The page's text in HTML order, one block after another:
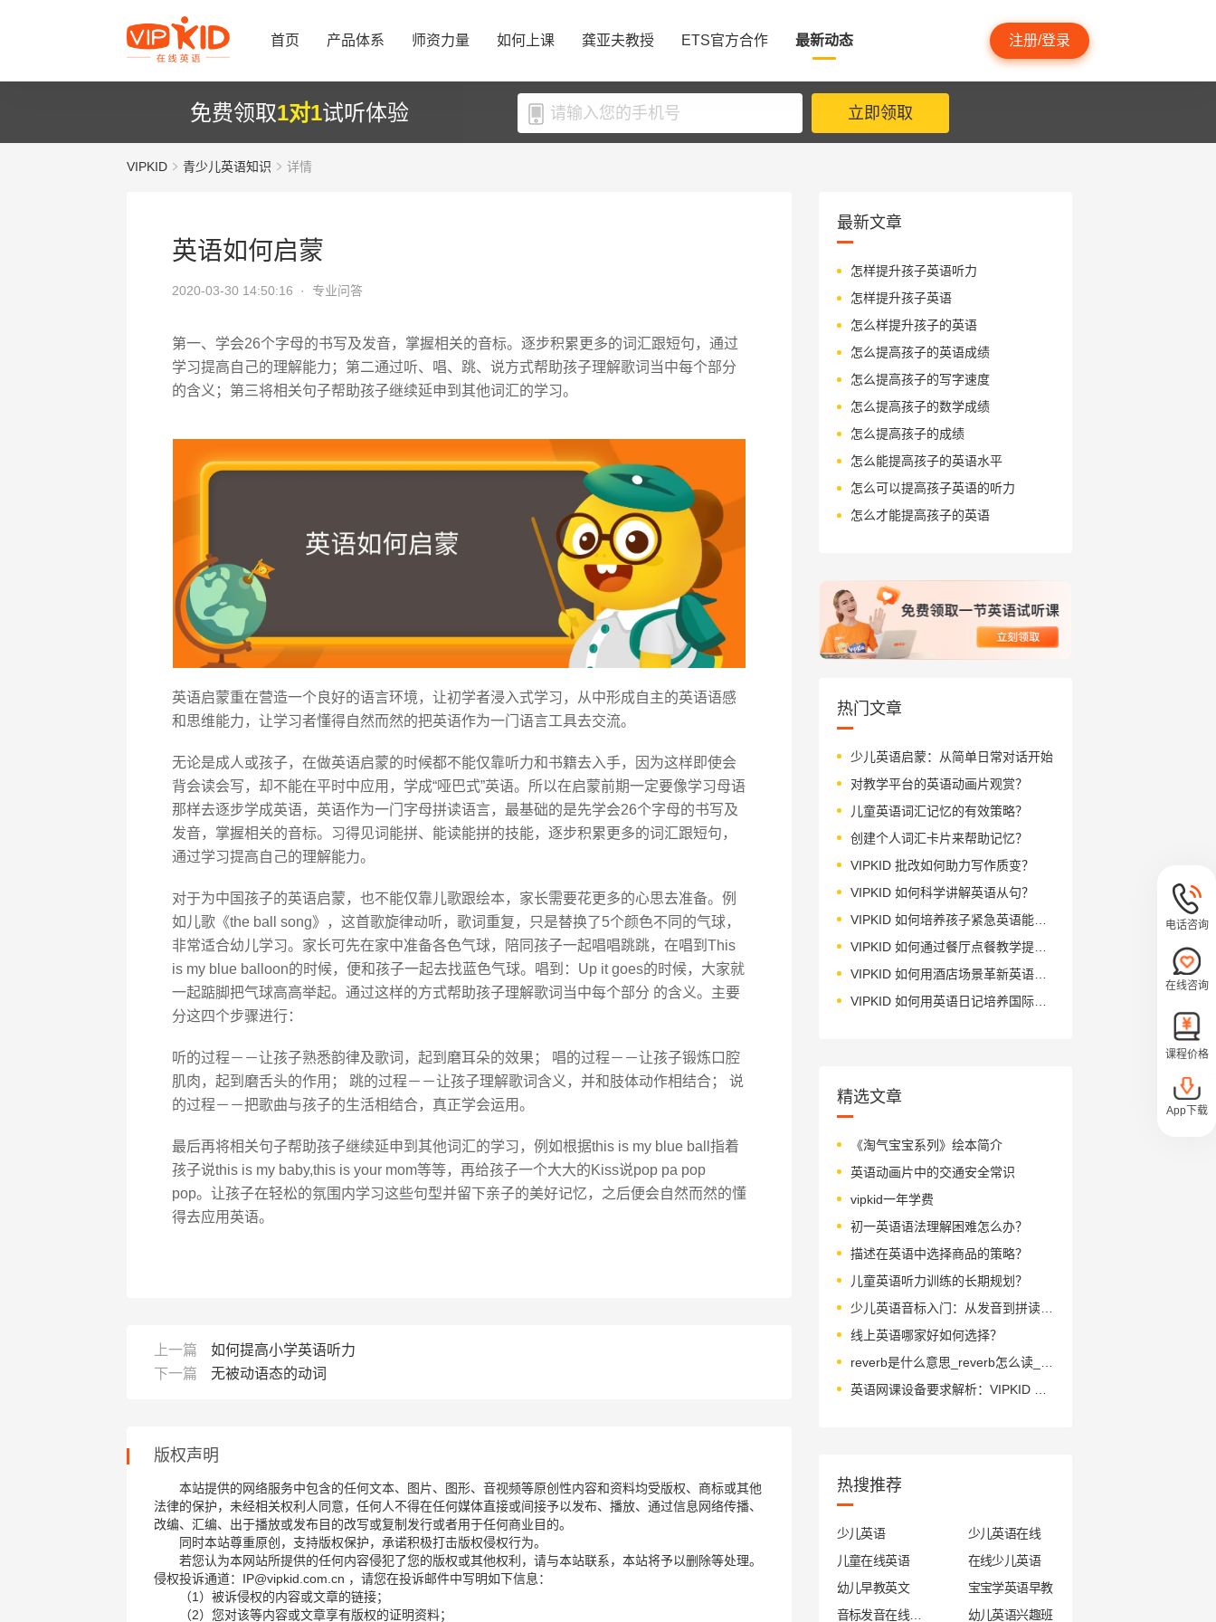
首页 产品体系 师资力量 如何上课 龚亚夫教授 ETS官方合作 最新动态 注册/登录
免费领取1对1试听体验 立即领取
VIPKID 青少儿英语知识 详情
英语如何启蒙
2020-03-30 14:50:16 · 专业问答
第一、学会26个字母的书写及发音，掌握相关的音标。逐步积累更多的词汇跟短句，通过
学习提高自己的理解能力；第二通过听、唱、跳、说方式帮助孩子理解歌词当中每个部分
的含义；第三将相关句子帮助孩子继续延申到其他词汇的学习。
英语启蒙重在营造一个良好的语言环境，让初学者浸入式学习，从中形成自主的英语语感
和思维能力，让学习者懂得自然而然的把英语作为一门语言工具去交流。
无论是成人或孩子，在做英语启蒙的时候都不能仅靠听力和书籍去入手，因为这样即使会
背会读会写，却不能在平时中应用，学成“哑巴式”英语。所以在启蒙前期一定要像学习母语
那样去逐步学成英语，英语作为一门字母拼读语言，最基础的是先学会26个字母的书写及
发音，掌握相关的音标。习得见词能拼、能读能拼的技能，逐步积累更多的词汇跟短句，
通过学习提高自己的理解能力。
对于为中国孩子的英语启蒙，也不能仅靠儿歌跟绘本，家长需要花更多的心思去准备。例
如儿歌《the ball song》，这首歌旋律动听，歌词重复，只是替换了5个颜色不同的气球，
非常适合幼儿学习。家长可先在家中准备各色气球，陪同孩子一起唱唱跳跳，在唱到This
is my blue balloon的时候，便和孩子一起去找蓝色气球。唱到：Up it goes的时候，大家就
一起踮脚把气球高高举起。通过这样的方式帮助孩子理解歌词当中每个部分 的含义。主要
分这四个步骤进行：
听的过程－－让孩子熟悉韵律及歌词，起到磨耳朵的效果； 唱的过程－－让孩子锻炼口腔
肌肉，起到磨舌头的作用； 跳的过程－－让孩子理解歌词含义，并和肢体动作相结合； 说
的过程－－把歌曲与孩子的生活相结合，真正学会运用。
最后再将相关句子帮助孩子继续延申到其他词汇的学习，例如根据this is my blue ball指着
孩子说this is my baby,this is your mom等等，再给孩子一个大大的Kiss说pop pa pop
pop。让孩子在轻松的氛围内学习这些句型并留下亲子的美好记忆，之后便会自然而然的懂
得去应用英语。
上一篇
如何提高小学英语听力
下一篇
无被动语态的动词
版权声明
本站提供的网络服务中包含的任何文本、图片、图形、音视频等原创性内容和资料均受版权、商标或其他
法律的保护，未经相关权利人同意，任何人不得在任何媒体直接或间接予以发布、播放、通过信息网络传播、
改编、汇编、出于播放或发布目的改写或复制发行或者用于任何商业目的。
同时本站尊重原创，支持版权保护，承诺积极打击版权侵权行为。
若您认为本网站所提供的任何内容侵犯了您的版权或其他权利，请与本站联系，本站将予以删除等处理。
侵权投诉通道：IP@vipkid.com.cn ，请您在投诉邮件中写明如下信息：
（1）被诉侵权的内容或文章的链接；
（2）您对该等内容或文章享有版权的证明资料；
最新文章
怎样提升孩子英语听力
怎样提升孩子英语
怎么样提升孩子的英语
怎么提高孩子的英语成绩
怎么提高孩子的写字速度
怎么提高孩子的数学成绩
怎么提高孩子的成绩
怎么能提高孩子的英语水平
怎么可以提高孩子英语的听力
怎么才能提高孩子的英语
热门文章
少儿英语启蒙：从简单日常对话开始
对教学平台的英语动画片观赏？
儿童英语词汇记忆的有效策略？
创建个人词汇卡片来帮助记忆？
VIPKID 批改如何助力写作质变？
VIPKID 如何科学讲解英语从句？
VIPKID 如何培养孩子紧急英语能力？
VIPKID 如何通过餐厅点餐教学提升少儿英语应用能力？
VIPKID 如何用酒店场景革新英语教学？
VIPKID 如何用英语日记培养国际化人才？
精选文章
《淘气宝宝系列》绘本简介
英语动画片中的交通安全常识
vipkid一年学费
初一英语语法理解困难怎么办？
描述在英语中选择商品的策略？
儿童英语听力训练的长期规划？
少儿英语音标入门：从发音到拼读的全面指导
线上英语哪家好如何选择？
热搜推荐
少儿英语
少儿英语在线
儿童在线英语
在线少儿英语
幼儿早教英文
宝宝学英语早教
幼儿英语兴趣班
电话咨询
在线咨询
课程价格
App下载